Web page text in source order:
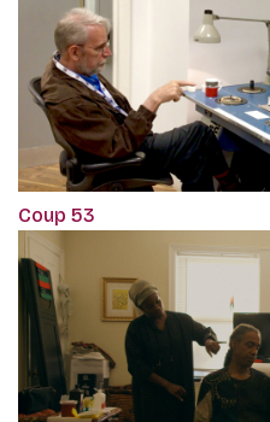
Coup 53